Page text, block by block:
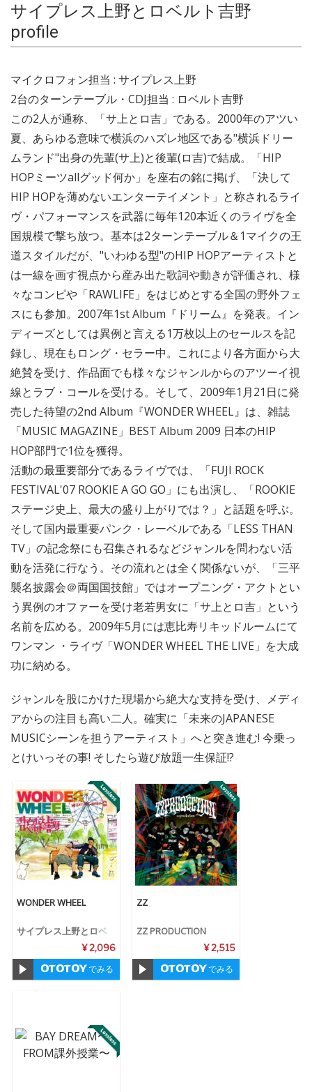
サイプレス上野とロベルト吉野
profile
マイクロフォン担当 : サイプレス上野
2台のターンテーブル・CDJ担当 : ロベルト吉野
この2人が通称、「サ上とロ吉」である。2000年のアツい
夏、あらゆる意味で横浜のハズレ地区である"横浜ドリー
ムランド"出身の先輩(サ上)と後輩(ロ吉)で結成。「HIP
HOPミーツallグッド何か」を座右の銘に掲げ、「決して
HIP HOPを薄めないエンターテイメント」と称されるライ
ヴ・パフォーマンスを武器に毎年120本近くのライヴを全
国規模で撃ち放つ。基本は2ターンテーブル＆1マイクの王
道スタイルだが、"いわゆる型"のHIP HOPアーティストと
は一線を画す視点から産み出た歌詞や動きが評価され、様
々なコンピや「RAWLIFE」をはじめとする全国の野外フェ
スにも参加。2007年1st Album『ドリーム』を発表。イン
ディーズとしては異例と言える1万枚以上のセールスを記
録し、現在もロング・セラー中。これにより各方面から大
絶賛を受け、作品面でも様々なジャンルからのアツーイ視
線とラブ・コールを受ける。そして、2009年1月21日に発
売した待望の2nd Album『WONDER WHEEL』は、雑誌
「MUSIC MAGAZINE」BEST Album 2009 日本のHIP
HOP部門で1位を獲得。
活動の最重要部分であるライヴでは、「FUJI ROCK
FESTIVAL'07 ROOKIE A GO GO」にも出演し、「ROOKIE
ステージ史上、最大の盛り上がりでは？」と話題を呼ぶ。
そして国内最重要パンク・レーベルである「LESS THAN
TV」の記念祭にも召集されるなどジャンルを問わない活
動を活発に行なう。その流れとは全く関係ないが、「三平
襲名披露会＠両国国技館」ではオープニング・アクトとい
う異例のオファーを受け老若男女に「サ上とロ吉」という
名前を広める。2009年5月には恵比寿リキッドルームにて
ワンマン ・ライヴ「WONDER WHEEL THE LIVE」を大成
功に納める。
ジャンルを股にかけた現場から絶大な支持を受け、メディ
アからの注目も高い二人。確実に「未来のJAPANESE
MUSICシーンを担うアーティスト」へと突き進む! 今乗っ
とけいっその事! そしたら遊び放題一生保証!?
WONDER WHEEL
サイプレス上野とロベ
¥ 2,096
でみる
ZZ
ZZ PRODUCTION
¥ 2,515
でみる